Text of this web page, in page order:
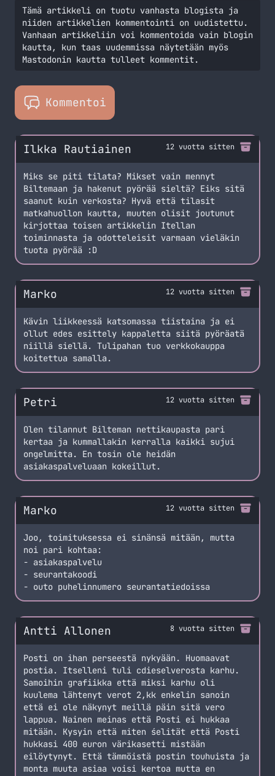
Tämä artikkeli on tuotu vanhasta blogista ja
niiden artikkelien kommentointi on uudistettu.
Vanhaan artikkeliin voi kommentoida vain blogin
kautta, kun taas uudemmissa näytetään myös
Mastodonin kautta tulleet kommentit.
Kommentoi
Ilkka Rautiainen 12 vuotta sitten
Miks se piti tilata? Mikset vain mennyt
Biltemaan ja hakenut pyörää sieltä? Eiks sitä
saanut kuin verkosta? Hyvä että tilasit
matkahuollon kautta, muuten olisit joutunut
kirjottaa toisen artikkelin Itellan
toiminnasta ja odotteleisit varmaan vieläkin
tuota pyörää :D
Marko 12 vuotta sitten
Kävin liikkeessä katsomassa tiistaina ja ei
ollut edes esittely kappaletta siitä pyöräatä
niillä siellä. Tulipahan tuo verkkokauppa
koitettua samalla.
Petri 12 vuotta sitten
Olen tilannut Bilteman nettikaupasta pari
kertaa ja kummallakin kerralla kaikki sujui
ongelmitta. En tosin ole heidän
asiakaspalveluaan kokeillut.
Marko 12 vuotta sitten
Joo, toimituksessa ei sinänsä mitään, mutta
noi pari kohtaa:
- asiakaspalvelu
- seurantakoodi
- outo puhelinnumero seurantatiedoissa
Antti Allonen 8 vuotta sitten
Posti on ihan perseestä nykyään. Huomaavat
postia. Itselleni tuli cdieselverosta karhu.
Samoihin grafiikka että miksi karhu oli
kuulema lähtenyt verot 2,kk enkelin sanoin
että ei ole näkynyt meillä päin sitä vero
lappua. Nainen meinas että Posti ei hukkaa
mitään. Kysyin että miten śelität että Posti
hukkasi 400 euron värikasetti mistään
eilöytynyt. Että tämmöistä postin touhuista ja
monta muuta asiaa voisi kertoa mutta en